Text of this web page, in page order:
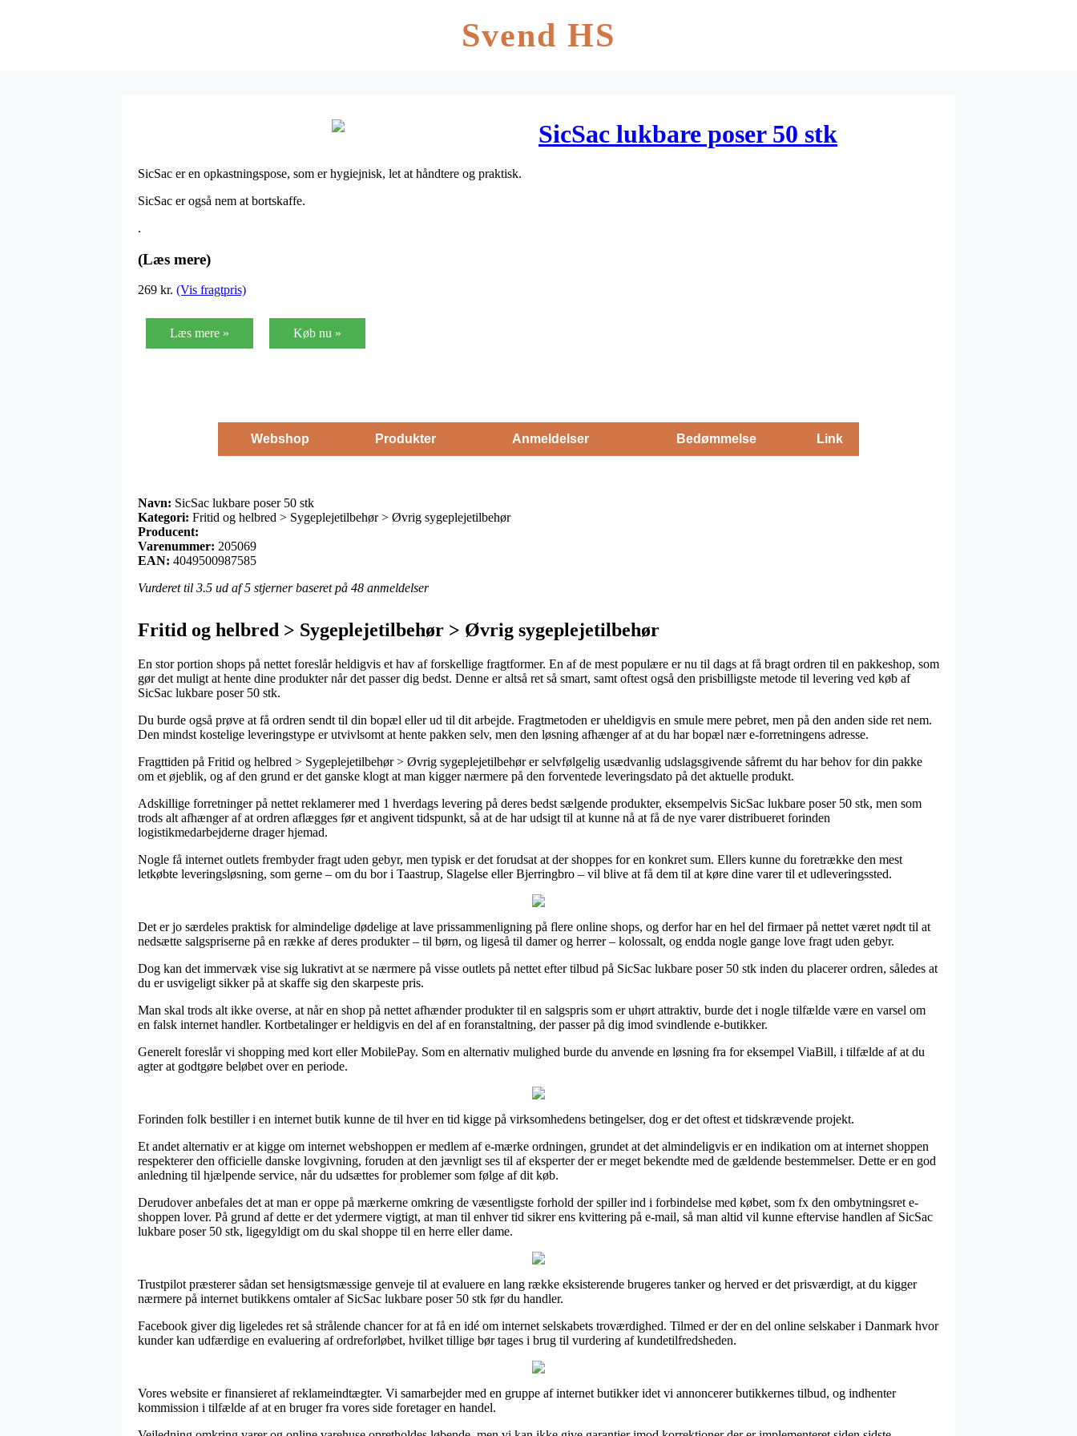
Svend HS
SicSac lukbare poser 50 stk
SicSac er en opkastningspose, som er hygiejnisk, let at håndtere og praktisk.
SicSac er også nem at bortskaffe.
.
(Læs mere)
269 kr. (Vis fragtpris)
Læs mere » Køb nu »
Webshop Produkter Anmeldelser Bedømmelse Link
Navn: SicSac lukbare poser 50 stk
Kategori: Fritid og helbred > Sygeplejetilbehør > Øvrig sygeplejetilbehør
Producent:
Varenummer: 205069
EAN: 4049500987585
Vurderet til 3.5 ud af 5 stjerner baseret på 48 anmeldelser
Fritid og helbred > Sygeplejetilbehør > Øvrig sygeplejetilbehør
En stor portion shops på nettet foreslår heldigvis et hav af forskellige fragtformer. En af de mest populære er nu til dags at få bragt ordren til en pakkeshop, som
gør det muligt at hente dine produkter når det passer dig bedst. Denne er altså ret så smart, samt oftest også den prisbilligste metode til levering ved køb af
SicSac lukbare poser 50 stk.
Du burde også prøve at få ordren sendt til din bopæl eller ud til dit arbejde. Fragtmetoden er uheldigvis en smule mere pebret, men på den anden side ret nem.
Den mindst kostelige leveringstype er utvivlsomt at hente pakken selv, men den løsning afhænger af at du har bopæl nær e-forretningens adresse.
Fragttiden på Fritid og helbred > Sygeplejetilbehør > Øvrig sygeplejetilbehør er selvfølgelig usædvanlig udslagsgivende såfremt du har behov for din pakke
om et øjeblik, og af den grund er det ganske klogt at man kigger nærmere på den forventede leveringsdato på det aktuelle produkt.
Adskillige forretninger på nettet reklamerer med 1 hverdags levering på deres bedst sælgende produkter, eksempelvis SicSac lukbare poser 50 stk, men som
trods alt afhænger af at ordren aflægges før et angivent tidspunkt, så at de har udsigt til at kunne nå at få de nye varer distribueret forinden
logistikmedarbejderne drager hjemad.
Nogle få internet outlets frembyder fragt uden gebyr, men typisk er det forudsat at der shoppes for en konkret sum. Ellers kunne du foretrække den mest
letkøbte leveringsløsning, som gerne – om du bor i Taastrup, Slagelse eller Bjerringbro – vil blive at få dem til at køre dine varer til et udleveringssted.
Det er jo særdeles praktisk for almindelige dødelige at lave prissammenligning på flere online shops, og derfor har en hel del firmaer på nettet været nødt til at
nedsætte salgspriserne på en række af deres produkter – til børn, og ligeså til damer og herrer – kolossalt, og endda nogle gange love fragt uden gebyr.
Dog kan det immervæk vise sig lukrativt at se nærmere på visse outlets på nettet efter tilbud på SicSac lukbare poser 50 stk inden du placerer ordren, således at
du er usvigeligt sikker på at skaffe sig den skarpeste pris.
Man skal trods alt ikke overse, at når en shop på nettet afhænder produkter til en salgspris som er uhørt attraktiv, burde det i nogle tilfælde være en varsel om
en falsk internet handler. Kortbetalinger er heldigvis en del af en foranstaltning, der passer på dig imod svindlende e-butikker.
Generelt foreslår vi shopping med kort eller MobilePay. Som en alternativ mulighed burde du anvende en løsning fra for eksempel ViaBill, i tilfælde af at du
agter at godtgøre beløbet over en periode.
Forinden folk bestiller i en internet butik kunne de til hver en tid kigge på virksomhedens betingelser, dog er det oftest et tidskrævende projekt.
Et andet alternativ er at kigge om internet webshoppen er medlem af e-mærke ordningen, grundet at det almindeligvis er en indikation om at internet shoppen
respekterer den officielle danske lovgivning, foruden at den jævnligt ses til af eksperter der er meget bekendte med de gældende bestemmelser. Dette er en god
anledning til hjælpende service, når du udsættes for problemer som følge af dit køb.
Derudover anbefales det at man er oppe på mærkerne omkring de væsentligste forhold der spiller ind i forbindelse med købet, som fx den ombytningsret e-
shoppen lover. På grund af dette er det ydermere vigtigt, at man til enhver tid sikrer ens kvittering på e-mail, så man altid vil kunne eftervise handlen af SicSac
lukbare poser 50 stk, ligegyldigt om du skal shoppe til en herre eller dame.
Trustpilot præsterer sådan set hensigtsmæssige genveje til at evaluere en lang række eksisterende brugeres tanker og herved er det prisværdigt, at du kigger
nærmere på internet butikkens omtaler af SicSac lukbare poser 50 stk før du handler.
Facebook giver dig ligeledes ret så strålende chancer for at få en idé om internet selskabets troværdighed. Tilmed er der en del online selskaber i Danmark hvor
kunder kan udfærdige en evaluering af ordreforløbet, hvilket tillige bør tages i brug til vurdering af kundetilfredsheden.
Vores website er finansieret af reklameindtægter. Vi samarbejder med en gruppe af internet butikker idet vi annoncerer butikkernes tilbud, og indhenter
kommission i tilfælde af at en bruger fra vores side foretager en handel.